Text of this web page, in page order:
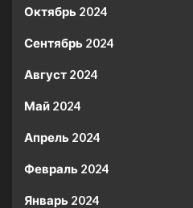
Октябрь 2024
Сентябрь 2024
Август 2024
Май 2024
Апрель 2024
Февраль 2024
Январь 2024